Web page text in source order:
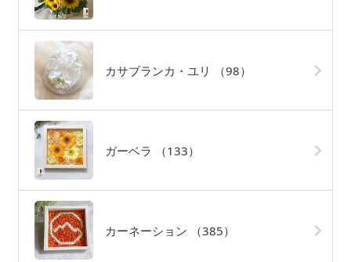
カサブランカ・ユリ （98）
ガーベラ （133）
カーネーション （385）